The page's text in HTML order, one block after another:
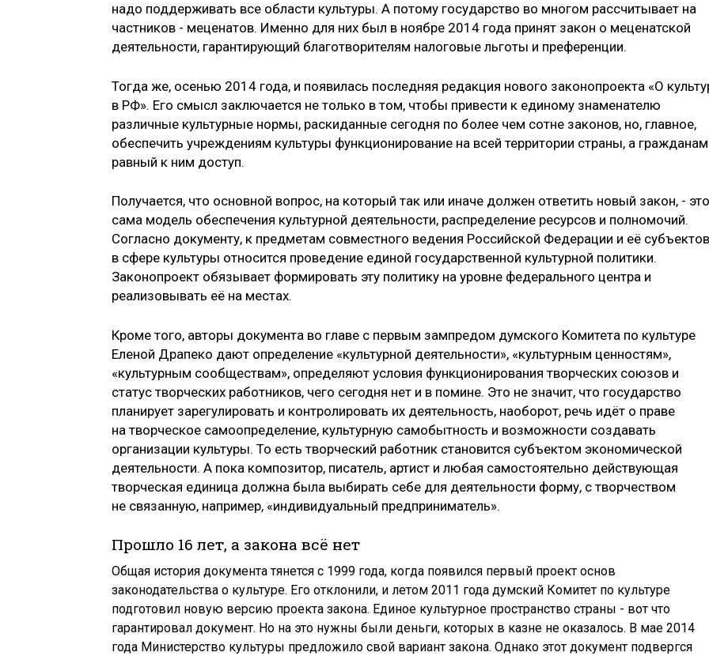
надо поддерживать все области культуры. А потому государство во многом рассчитывает на
частников - меценатов. Именно для них был в ноябре 2014 года принят закон о меценатской
деятельности, гарантирующий благотворителям налоговые льготы и преференции.
Тогда же, осенью 2014 года, и появилась последняя редакция нового законопроекта «О
в РФ». Его смысл заключается не только в том, чтобы привести к единому знаменателю
различные культурные нормы, раскиданные сегодня по более чем сотне законов, но, главное,
обеспечить учреждениям культуры функционирование на всей территории страны, а
равный к ним доступ.
Получается, что основной вопрос, на который так или иначе должен ответить новый закон, - это
сама модель обеспечения культурной деятельности, распределение ресурсов и полномочий.
Согласно документу, к предметам совместного ведения Российской Федерации и её субъектов
в сфере культуры относится проведение единой государственной культурной политики.
Законопроект обязывает формировать эту политику на уровне федерального центра и
реализовывать её на местах.
Кроме того, авторы документа во главе с первым зампредом думского Комитета по культуре
Еленой Драпеко дают определение «культурной деятельности», «культурным ценностям»,
«культурным сообществам», определяют условия функционирования творческих союзов и
статус творческих работников, чего сегодня нет и в помине. Это не значит, что государство
планирует зарегулировать и контролировать их деятельность, наоборот, речь идёт о праве
на творческое самоопределение, культурную самобытность и возможности создавать
организации культуры. То есть творческий работник становится субъектом экономической
деятельности. А пока композитор, писатель, артист и любая самостоятельно действующая
творческая единица должна была выбирать себе для деятельности форму, с творчеством
не связанную, например, «индивидуальный предприниматель».
Прошло 16 лет, а закона всё нет
Общая история документа тянется с 1999 года, когда появился первый проект основ
законодательства о культуре. Его отклонили, и летом 2011 года думский Комитет по культуре
подготовил новую версию проекта закона. Единое культурное пространство страны - вот что
гарантировал документ. Но на это нужны были деньги, которых в казне не оказалось. В мае 2014
года Министерство культуры предложило свой вариант закона. Однако этот документ подвергся